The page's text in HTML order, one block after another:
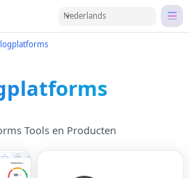
Nederlands
Tools en Producten